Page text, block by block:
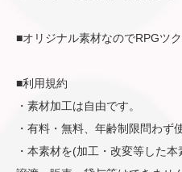
■オリジナル素材なのでRPGツ
■利用規約
・素材加工は自由です。
・有料・無料、年齢制限問わず
・本素材を(加工・改変等した